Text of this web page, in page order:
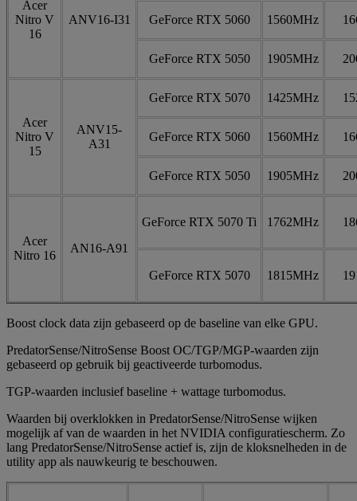
Acer
Nitro V
16
ANV16-I31 GeForce RTX 5060 1560MHz
GeForce RTX 5050 1905MHz
Acer
Nitro V
15
ANV15-
A31
GeForce RTX 5070 1425MHz
GeForce RTX 5060 1560MHz
GeForce RTX 5050 1905MHz
Acer
Nitro 16
AN16-A91
GeForce RTX 5070 Ti 1762MHz
GeForce RTX 5070 1815MHz
Boost clock data zijn gebaseerd op de baseline van elke GPU.
PredatorSense/NitroSense Boost OC/TGP/MGP-waarden zijn
gebaseerd op gebruik bij geactiveerde turbomodus.
TGP-waarden inclusief baseline + wattage turbomodus.
Waarden bij overklokken in PredatorSense/NitroSense wijken
mogelijk af van de waarden in het NVIDIA configuratiescherm. Zo
lang PredatorSense/NitroSense actief is, zijn de kloksnelheden in de
utility app als nauwkeurig te beschouwen.